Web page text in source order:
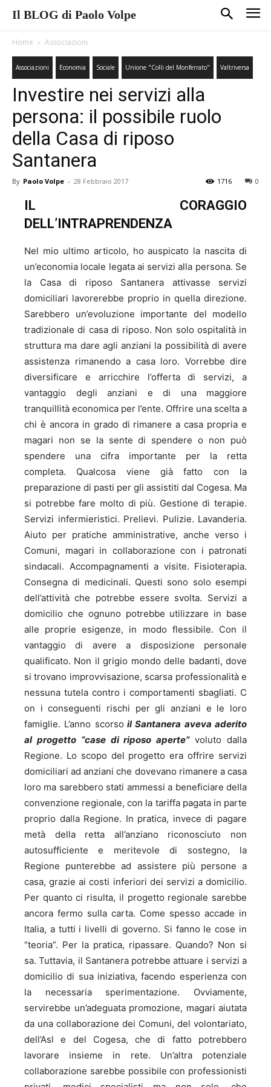
Il BLOG di Paolo Volpe
Home Associazioni
Associazioni Economia Sociale Unione "Colli del Monferrato" Valtriversa
Investire nei servizi alla
persona: il possibile ruolo
della Casa di riposo
Santanera
By Paolo Volpe - 28 Febbraio 2017 0
1716
IL CORAGGIO
DELL’INTRAPRENDENZA
Nel mio ultimo articolo, ho auspicato la nascita di
un’economia locale legata ai servizi alla persona. Se
la Casa di riposo Santanera attivasse servizi
domiciliari lavorerebbe proprio in quella direzione.
Sarebbero un’evoluzione importante del modello
tradizionale di casa di riposo. Non solo ospitalità in
struttura ma dare agli anziani la possibilità di avere
assistenza rimanendo a casa loro. Vorrebbe dire
diversificare e arricchire l’offerta di servizi, a
vantaggio degli anziani e di una maggiore
tranquillità economica per l’ente. Offrire una scelta a
chi è ancora in grado di rimanere a casa propria e
magari non se la sente di spendere o non può
spendere una cifra importante per la retta
completa. Qualcosa viene già fatto con la
preparazione di pasti per gli assistiti dal Cogesa. Ma
si potrebbe fare molto di più. Gestione di terapie.
Servizi infermieristici. Prelievi. Pulizie. Lavanderia.
Aiuto per pratiche amministrative, anche verso i
Comuni, magari in collaborazione con i patronati
sindacali. Accompagnamenti a visite. Fisioterapia.
Consegna di medicinali. Questi sono solo esempi
dell’attività che potrebbe essere svolta. Servizi a
domicilio che ognuno potrebbe utilizzare in base
alle proprie esigenze, in modo flessibile. Con il
vantaggio di avere a disposizione personale
qualificato. Non il grigio mondo delle badanti, dove
si trovano improvvisazione, scarsa professionalità e
nessuna tutela contro i comportamenti sbagliati. C
on i conseguenti rischi per gli anziani e le loro
famiglie. L’anno scorso il Santanera aveva aderito
al progetto “case di riposo aperte”voluto dalla
Regione. Lo scopo del progetto era offrire servizi
domiciliari ad anziani che dovevano rimanere a casa
loro ma sarebbero stati ammessi a beneficiare della
convenzione regionale, con la tariffa pagata in parte
proprio dalla Regione. In pratica, invece di pagare
metà della retta all’anziano riconosciuto non
autosufficiente e meritevole di sostegno, la
Regione punterebbe ad assistere più persone a
casa, grazie ai costi inferiori dei servizi a domicilio.
Per quanto ci risulta, il progetto regionale sarebbe
ancora fermo sulla carta. Come spesso accade in
Italia, a tutti i livelli di governo. Si fanno le cose in
“teoria”. Per la pratica, ripassare. Quando? Non si
sa. Tuttavia, il Santanera potrebbe attuare i servizi a
domicilio di sua iniziativa, facendo esperienza con
la necessaria sperimentazione. Ovviamente,
servirebbe un’adeguata promozione, magari aiutata
da una collaborazione dei Comuni, del volontariato,
dell’Asl e del Cogesa, che di fatto potrebbero
lavorare insieme in rete. Un’altra potenziale
collaborazione sarebbe possibile con professionisti